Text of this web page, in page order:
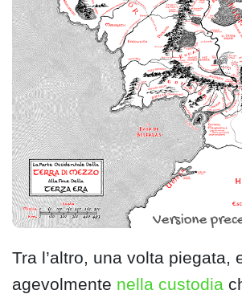
Tra l’altro, una volta piegata,
agevolmente nella custodia